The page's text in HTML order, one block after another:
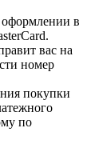
оформлении в
вас на
номер
покупки
по